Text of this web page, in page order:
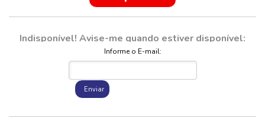
Indisponível! Avise-me quando estiver disponível:
Informe o E-mail:
Enviar